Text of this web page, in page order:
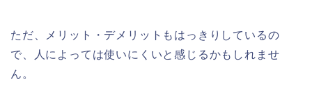
ただ、メリット・デメリットもはっきりしているの
で、人によっては使いにくいと感じるかもしれませ
ん。